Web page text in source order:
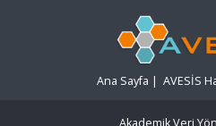
Ana Sayfa | AVESİS
Akademik Veri